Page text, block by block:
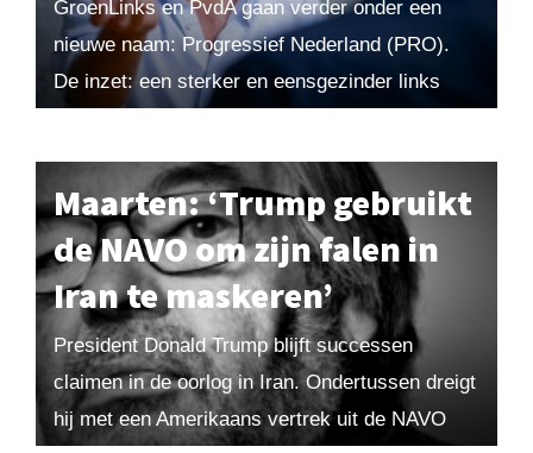
GroenLinks en PvdA gaan verder onder een
nieuwe naam: Progressief Nederland (PRO).
De inzet: een sterker en eensgezinder links
Maarten: ‘Trump gebruikt
de NAVO om zijn falen in
Iran te maskeren’
President Donald Trump blijft successen
claimen in de oorlog in Iran. Ondertussen dreigt
hij met een Amerikaans vertrek uit de NAVO